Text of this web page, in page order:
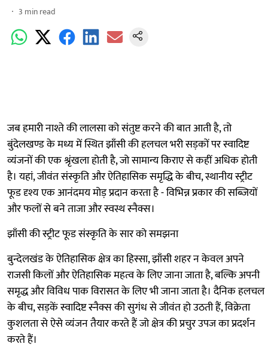
3 min read
जब हमारी नाश्ते की लालसा को संतुष्ट करने की बात आती है, तो
बुंदेलखण्ड के मध्य में स्थित झाँसी की हलचल भरी सड़कों पर स्वादिष्ट
व्यंजनों की एक श्रृंखला होती है, जो सामान्य किराए से कहीं अधिक होती
है। यहां, जीवंत संस्कृति और ऐतिहासिक समृद्धि के बीच, स्थानीय स्ट्रीट
फूड दृश्य एक आनंदमय मोड़ प्रदान करता है - विभिन्न प्रकार की सब्जियों
और फलों से बने ताजा और स्वस्थ स्नैक्स।
झाँसी की स्ट्रीट फूड संस्कृति के सार को समझना
बुन्देलखंड के ऐतिहासिक क्षेत्र का हिस्सा, झाँसी शहर न केवल अपने
राजसी किलों और ऐतिहासिक महत्व के लिए जाना जाता है, बल्कि अपनी
समृद्ध और विविध पाक विरासत के लिए भी जाना जाता है। दैनिक हलचल
के बीच, सड़कें स्वादिष्ट स्नैक्स की सुगंध से जीवंत हो उठती हैं, विक्रेता
कुशलता से ऐसे व्यंजन तैयार करते हैं जो क्षेत्र की प्रचुर उपज का प्रदर्शन
करते हैं।